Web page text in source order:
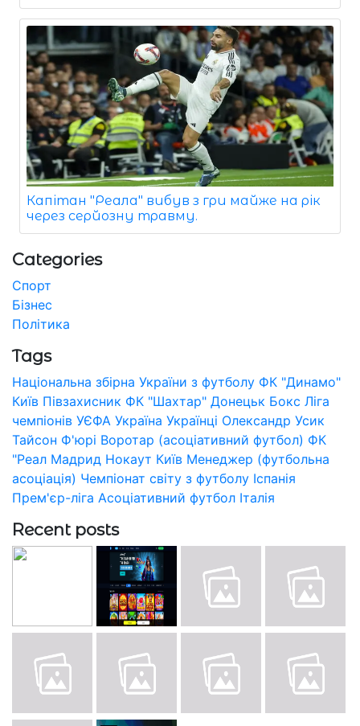
Капітан "Реала" вибув з гри майже на рік
через серйозну травму.
Categories
Спорт
Бізнес
Політика
Tags
Національна збірна України з футболу ФК "Динамо"
Київ Півзахисник ФК "Шахтар" Донецьк Бокс Ліга
чемпіонів УЄФА Україна Українці Олександр Усик
Тайсон Ф'юрі Воротар (асоціативний футбол) ФК
"Реал Мадрид Нокаут Київ Менеджер (футбольна
асоціація) Чемпіонат світу з футболу Іспанія
Прем'єр-ліга Асоціативний футбол Італія
Recent posts